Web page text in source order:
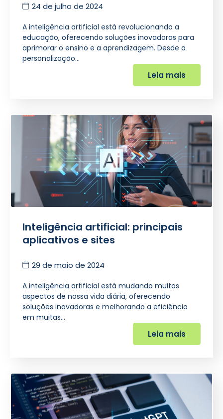
24 de julho de 2024
A inteligência artificial está revolucionando a
educação, oferecendo soluções inovadoras para
aprimorar o ensino e a aprendizagem. Desde a
personalização…
Leia mais
Inteligência artificial: principais
aplicativos e sites
29 de maio de 2024
A inteligência artificial está mudando muitos
aspectos de nossa vida diária, oferecendo
soluções inovadoras e melhorando a eficiência
em muitas…
Leia mais